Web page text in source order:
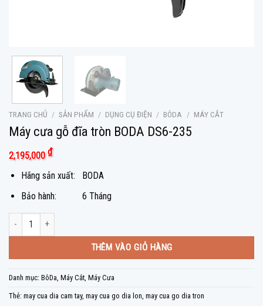
TRANG CHỦ / SẢN PHẨM / DỤNG CỤ ĐIỆN / BÔDA / MÁY CẮT
Máy cưa gỗ đĩa tròn BODA DS6-235
2,195,000₫
Hãng sản xuất: BODA
Bảo hành: 6 Tháng
Máy cưa gỗ đĩa tròn BODA DS6-235 số lượng
THÊM VÀO GIỎ HÀNG
Danh mục: BôDa Máy Cắt Máy Cưa
Thẻ: may cua dia cam tay, may cua go dia lon may cua go dia tron